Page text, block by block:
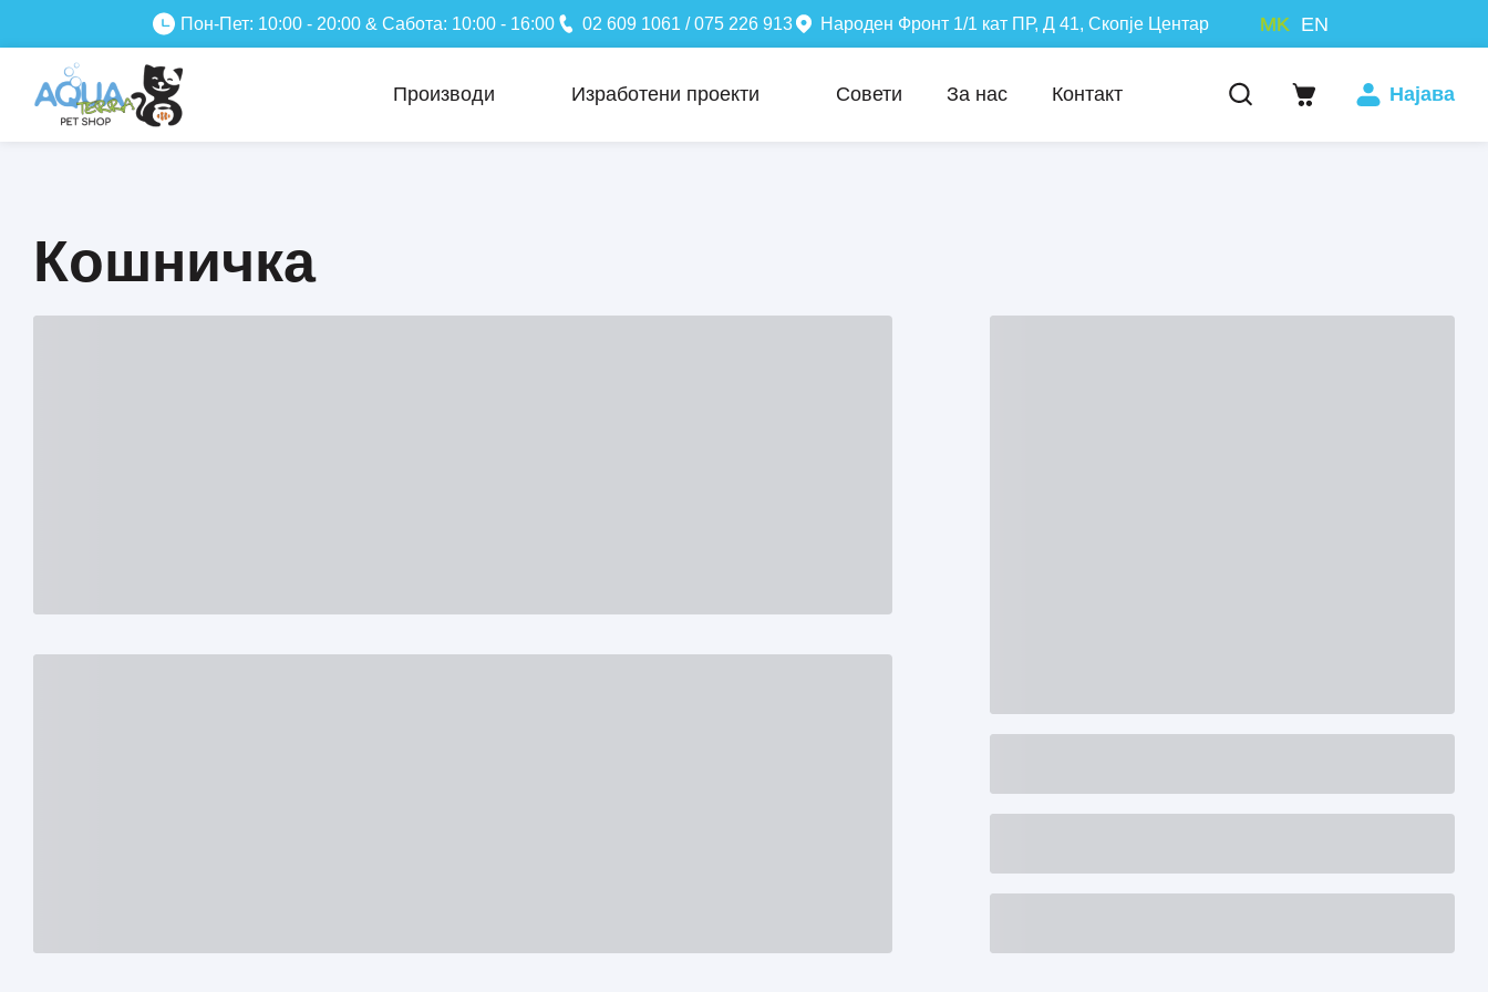
Пон-Пет: 10:00 - 20:00 & Сабота: 10:00 - 16:00 02 609 1061 / 075 226 913 Народен Фронт 1/1 кат ПР, Д 41, Скопје Центар MK EN
Производи Изработени проекти Совети За нас Контакт Најавa
Кошничка